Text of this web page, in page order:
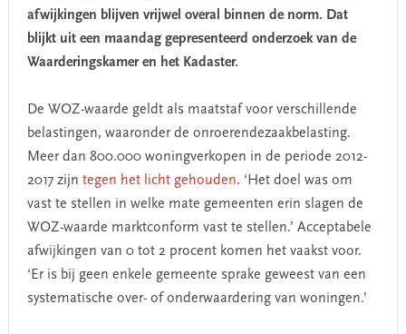
afwijkingen blijven vrijwel overal binnen de norm. Dat
blijkt uit een maandag gepresenteerd onderzoek van de
Waarderingskamer en het Kadaster.
De WOZ-waarde geldt als maatstaf voor verschillende
belastingen, waaronder de onroerendezaakbelasting.
Meer dan 800.000 woningverkopen in de periode 2012-
2017 zijn tegen het licht gehouden. ‘Het doel was om
vast te stellen in welke mate gemeenten erin slagen de
WOZ-waarde marktconform vast te stellen.’ Acceptabele
afwijkingen van 0 tot 2 procent komen het vaakst voor.
‘Er is bij geen enkele gemeente sprake geweest van een
systematische over- of onderwaardering van woningen.’